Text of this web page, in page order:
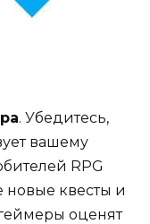
. Убедитесь,
вашему
RPG
квесты и
оценят